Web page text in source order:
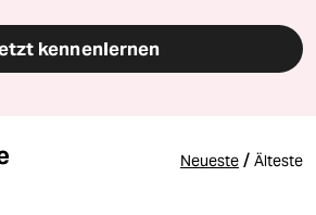
kennenlernen
Neueste / Älteste